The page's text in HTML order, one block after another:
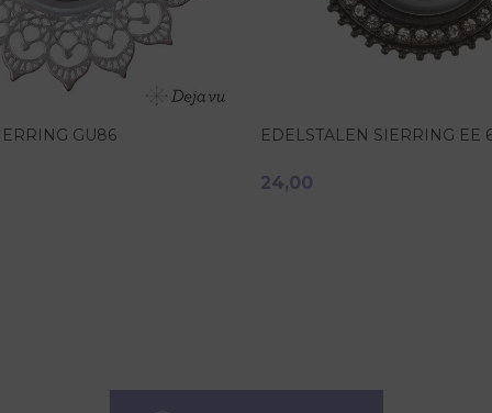
GU86 EDELSTALEN SIERRING EE
24,00